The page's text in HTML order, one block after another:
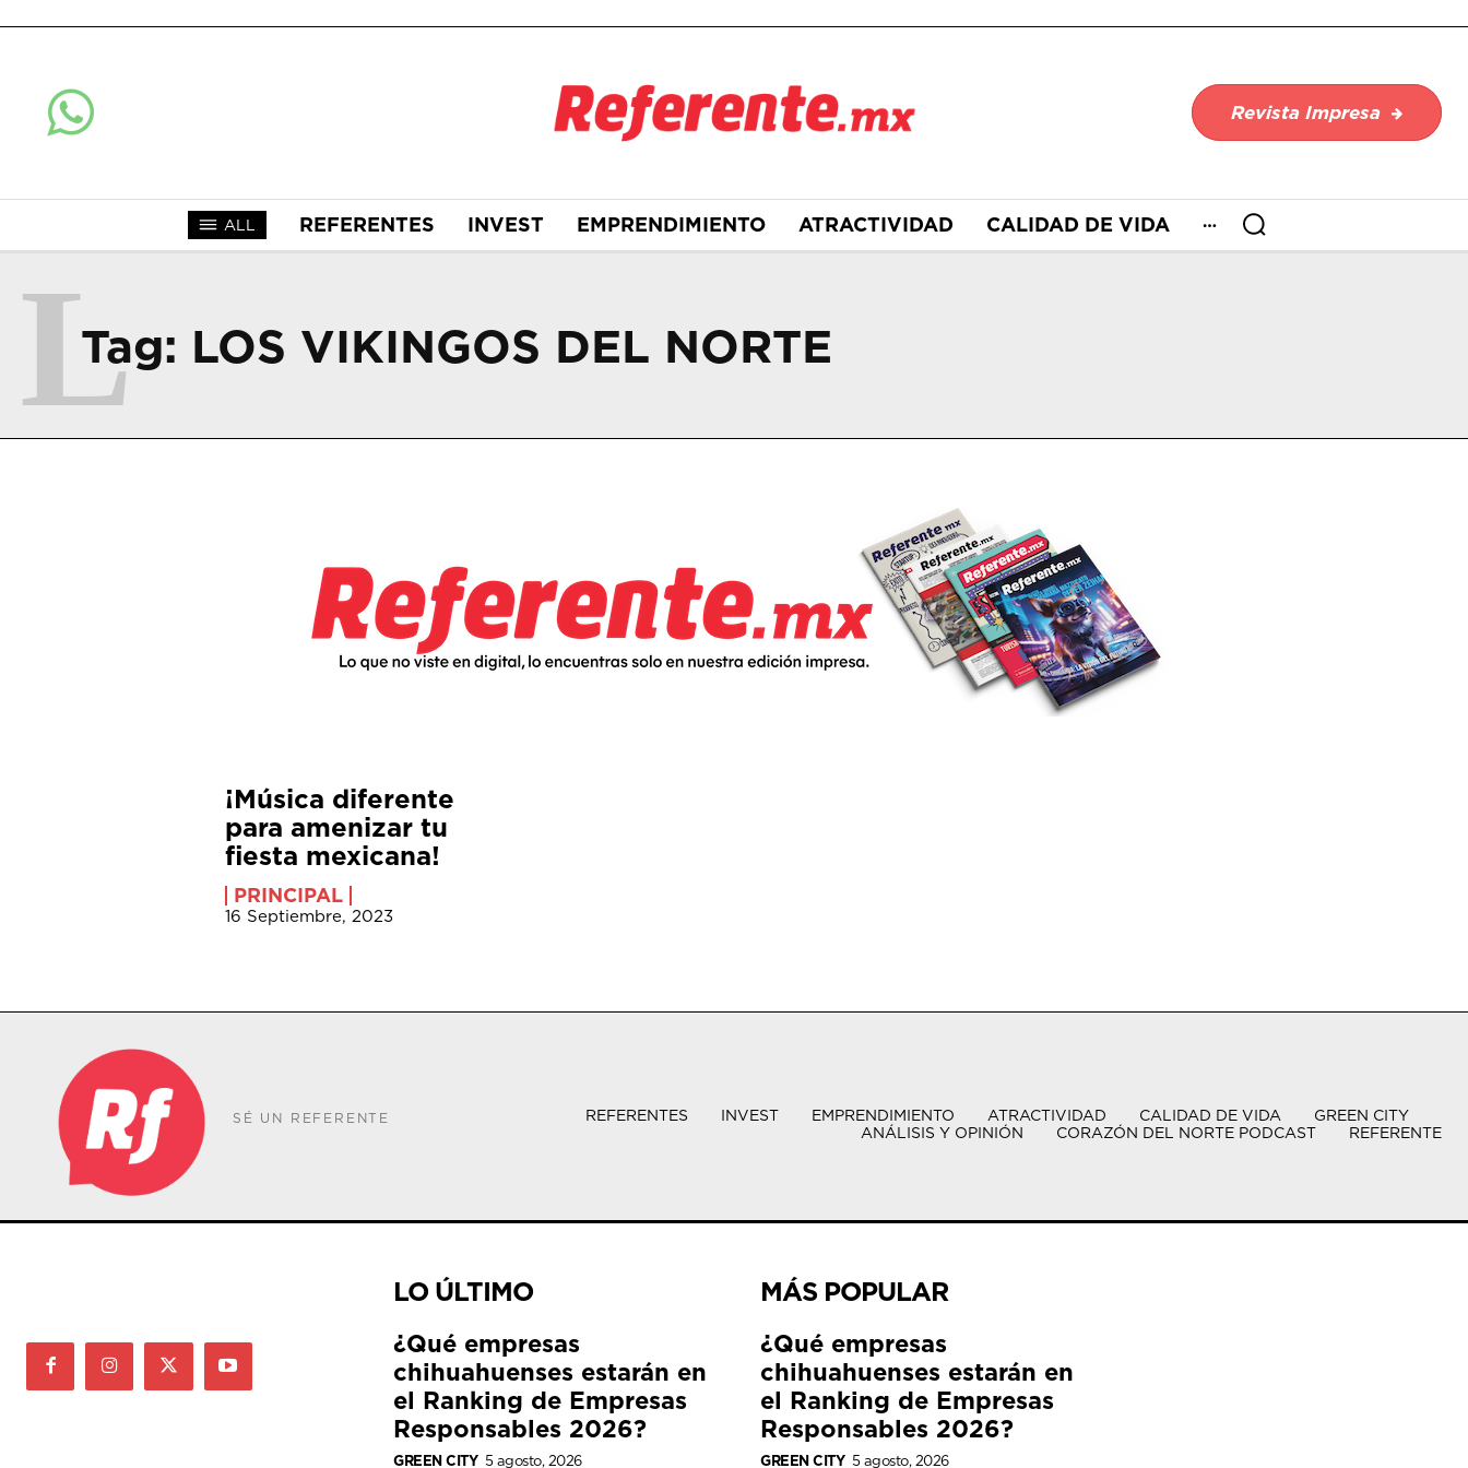
Revista Impresa
ALL REFERENTES INVEST EMPRENDIMIENTO ATRACTIVIDAD CALIDAD DE VIDA
Tag: LOS VIKINGOS DEL NORTE
L
¡Música diferente
para amenizar tu
fiesta mexicana!
PRINCIPAL
16 Septiembre, 2023
SÉ UN REFERENTE REFERENTES INVEST EMPRENDIMIENTO ATRACTIVIDAD CALIDAD DE VIDA
GREEN CITY
ANÁLISIS Y OPINIÓN
CORAZÓN DEL NORTE PODCAST REFERENTE
LO ÚLTIMO
¿Qué empresas
chihuahuenses estarán en
el Ranking de Empresas
Responsables 2026?
GREEN CITY 5 agosto, 2026
MÁS POPULAR
¿Qué empresas
chihuahuenses estarán en
el Ranking de Empresas
Responsables 2026?
GREEN CITY 5 agosto, 2026